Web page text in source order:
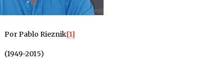
Por Pablo Rieznik[1]
(1949-2015)